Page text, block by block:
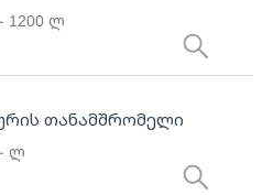
- 1200 ლ
თანამშრომელი
- ლ